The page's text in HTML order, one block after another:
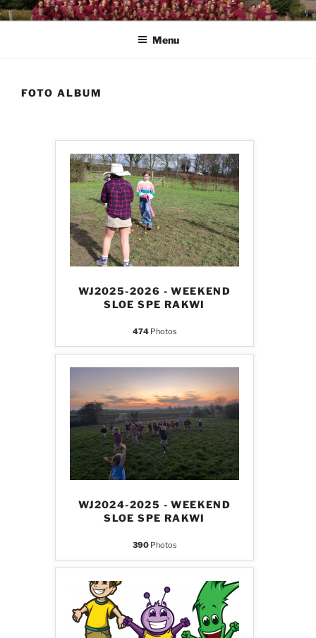
Spring
naarCHIRO PENDOENDER
Chiro Pendoender Rekkem
Menu
FOTO ALBUM
WJ2025-2026 - WEEKEND
SLOE SPE RAKWI
474Photos
WJ2024-2025 - WEEKEND
SLOE SPE RAKWI
390Photos